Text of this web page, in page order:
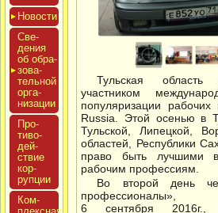
Новос­ти
Све­
дения
об об­ра­
зова­
тель­ной
ор­га­
низа­ции
Про­
тиво­
дей­
ствие
кор­
рупции
Ком­
Тульская область
участником
популяризации
Russia. Этой осенью в
Тульской, Липецкой,
областей, Республики
право быть лучшими
рабочим профессиям.
Во второй день
профессионалы»,
6 сентября 2016г.,